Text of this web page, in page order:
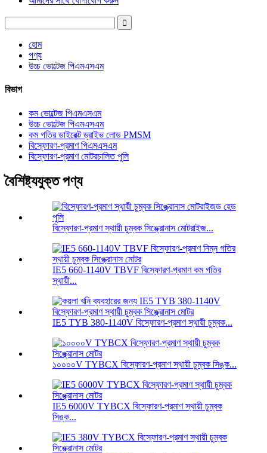
হোম
পণ্য
উচ্চ ভোল্টেজ পিএমএসএম
বিভাগ
কম ভোল্টেজ পিএমএসএম
উচ্চ ভোল্টেজ পিএমএসএম
কম গতির ডাইরেক্ট ড্রাইভ লোড PMSM
বিস্ফোরণ-প্রমাণ পিএমএসএম
বিস্ফোরণ-প্রমাণ মোটরচালিত পুলি
বৈশিষ্ট্যযুক্ত পণ্য
বিস্ফোরণ-প্রমাণ স্থায়ী চুম্বক সিঙ্ক্রোনাস মোটরাইজ...
IE5 660-1140V TBVF বিস্ফোরণ-প্রমাণ কম গতির
স্থায়ী...
IE5 TYB 380-1140V বিস্ফোরণ-প্রমাণ স্থায়ী চুম্বক...
১০০০০V TYBCX বিস্ফোরণ-প্রমাণ স্থায়ী চুম্বক সিঙ্ক...
IE5 6000V TYBCX বিস্ফোরণ-প্রমাণ স্থায়ী চুম্বক
সিঙ্ক...